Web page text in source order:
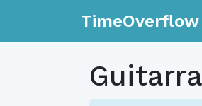
TimeOverflow
Guitarra